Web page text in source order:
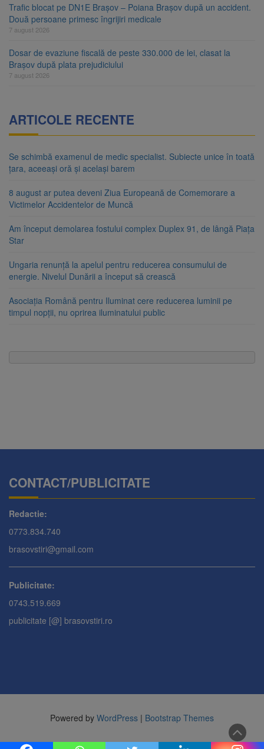
Trafic blocat pe DN1E Brașov – Poiana Brașov după un accident.
Două persoane primesc îngrijiri medicale
7 august 2026
Dosar de evaziune fiscală de peste 330.000 de lei, clasat la
Brașov după plata prejudiciului
7 august 2026
ARTICOLE RECENTE
Se schimbă examenul de medic specialist. Subiecte unice în toată
țara, aceeași oră și același barem
8 august ar putea deveni Ziua Europeană de Comemorare a
Victimelor Accidentelor de Muncă
Am început demolarea fostului complex Duplex 91, de lângă Piața
Star
Ungaria renunță la apelul pentru reducerea consumului de
energie. Nivelul Dunării a început să crească
Asociația Română pentru Iluminat cere reducerea luminii pe
timpul nopții, nu oprirea iluminatului public
CONTACT/PUBLICITATE
Redactie:
0773.834.740
brasovstiri@gmail.com
Publicitate:
0743.519.669
publicitate [@] brasovstiri.ro
Powered by WordPress | Bootstrap Themes